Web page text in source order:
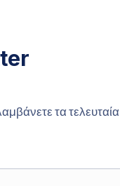
τα τελευταία